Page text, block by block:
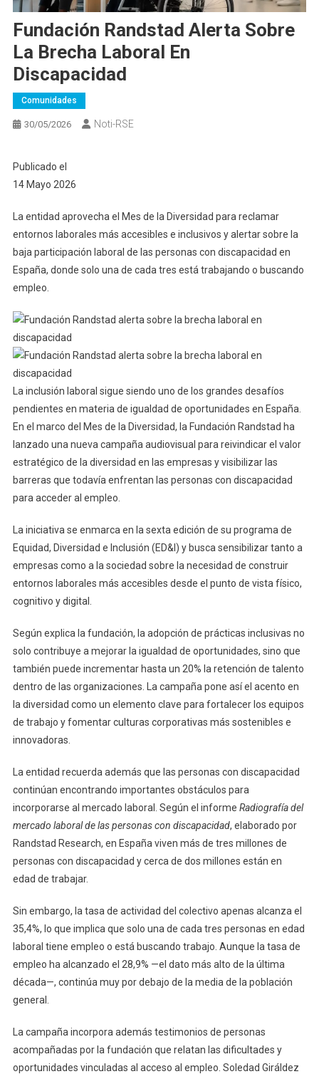
Fundación Randstad Alerta Sobre
La Brecha Laboral En
Discapacidad
Comunidades
30/05/2026 Noti-RSE
Publicado el
14 Mayo 2026
La entidad aprovecha el Mes de la Diversidad para reclamar
entornos laborales más accesibles e inclusivos y alertar sobre la
baja participación laboral de las personas con discapacidad en
España, donde solo una de cada tres está trabajando o buscando
empleo.
La inclusión laboral sigue siendo uno de los grandes desafíos
pendientes en materia de igualdad de oportunidades en España.
En el marco del Mes de la Diversidad, la Fundación Randstad ha
lanzado una nueva campaña audiovisual para reivindicar el valor
estratégico de la diversidad en las empresas y visibilizar las
barreras que todavía enfrentan las personas con discapacidad
para acceder al empleo.
La iniciativa se enmarca en la sexta edición de su programa de
Equidad, Diversidad e Inclusión (ED&I) y busca sensibilizar tanto a
empresas como a la sociedad sobre la necesidad de construir
entornos laborales más accesibles desde el punto de vista físico,
cognitivo y digital.
Según explica la fundación, la adopción de prácticas inclusivas no
solo contribuye a mejorar la igualdad de oportunidades, sino que
también puede incrementar hasta un 20% la retención de talento
dentro de las organizaciones. La campaña pone así el acento en
la diversidad como un elemento clave para fortalecer los equipos
de trabajo y fomentar culturas corporativas más sostenibles e
innovadoras.
La entidad recuerda además que las personas con discapacidad
continúan encontrando importantes obstáculos para
incorporarse al mercado laboral. Según el informe Radiografía del
mercado laboral de las personas con discapacidad, elaborado por
Randstad Research, en España viven más de tres millones de
personas con discapacidad y cerca de dos millones están en
edad de trabajar.
Sin embargo, la tasa de actividad del colectivo apenas alcanza el
35,4%, lo que implica que solo una de cada tres personas en edad
laboral tiene empleo o está buscando trabajo. Aunque la tasa de
empleo ha alcanzado el 28,9% —el dato más alto de la última
década—, continúa muy por debajo de la media de la población
general.
La campaña incorpora además testimonios de personas
acompañadas por la fundación que relatan las dificultades y
oportunidades vinculadas al acceso al empleo. Soledad Giráldez